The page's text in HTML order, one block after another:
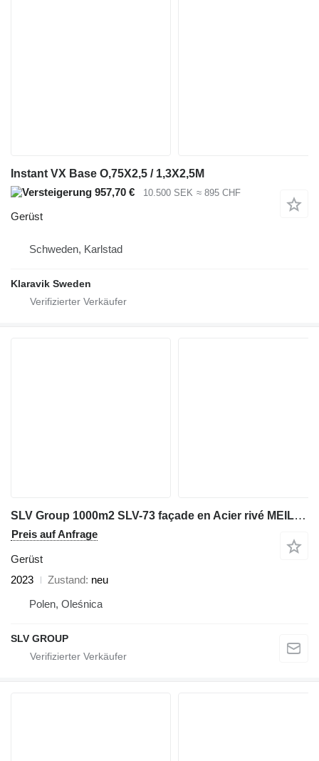
Instant VX Base O,75X2,5 / 1,3X2,5M
957,70 €
10.500 SEK ≈ 895 CHF
Gerüst
Schweden, Karlstad
Klaravik Sweden
SLV Group 1000m2 SLV-73 façade en Acier rivé MEILLEURE QUALITE
Preis auf Anfrage
Gerüst
2023
Zustand neu
Polen, Oleśnica
SLV GROUP